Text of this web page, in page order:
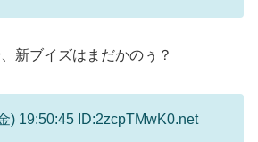
新ブイズはまだかのぅ？
) 19:50:45 ID:2zcpTMwK0.net